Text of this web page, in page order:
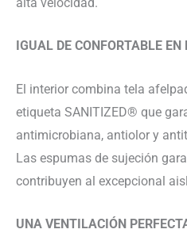
IGUAL DE CONFORTABLE
El interior combina tela
etiqueta SANITIZED® que
antimicrobiana, antiolor y
Las espumas de sujeción
contribuyen al excepcional
UNA VENTILACIÓN